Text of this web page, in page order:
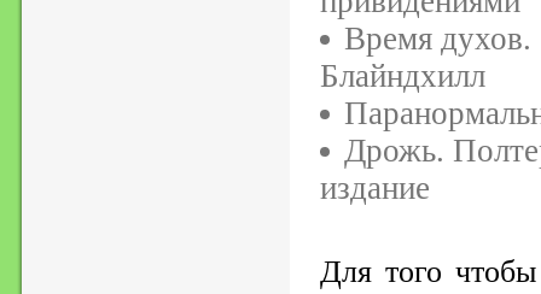
Время духов.
Блайндхилл
Дрожь.
издание
Для того